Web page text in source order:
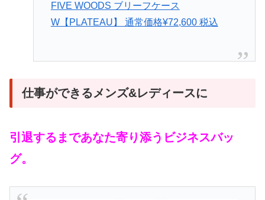
FIVE WOODS ブリーフケース
W【PLATEAU】 通常価格¥72,600 税込
仕事ができるメンズ&レディースに
引退するまであなた寄り添うビジネスバッ
グ。